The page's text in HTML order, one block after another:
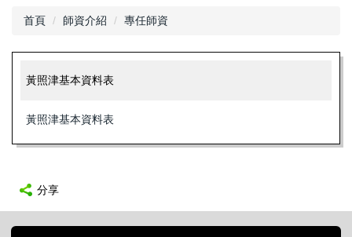
首頁 師資介紹 專任師資
黃照津基本資料表
黃照津基本資料表
分享